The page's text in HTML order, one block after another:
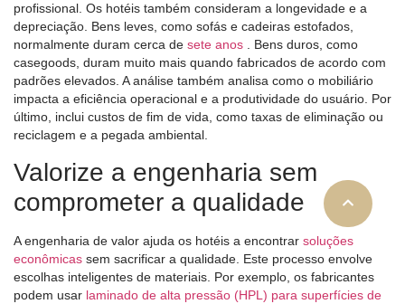
profissional. Os hotéis também consideram a longevidade e a
depreciação. Bens leves, como sofás e cadeiras estofados,
normalmente duram cerca de sete anos . Bens duros, como
casegoods, duram muito mais quando fabricados de acordo com
padrões elevados. A análise também analisa como o mobiliário
impacta a eficiência operacional e a produtividade do usuário. Por
último, inclui custos de fim de vida, como taxas de eliminação ou
reciclagem e a pegada ambiental.
Valorize a engenharia sem
comprometer a qualidade
A engenharia de valor ajuda os hotéis a encontrar soluções
econômicas sem sacrificar a qualidade. Este processo envolve
escolhas inteligentes de materiais. Por exemplo, os fabricantes
podem usar laminado de alta pressão (HPL) para superfícies de